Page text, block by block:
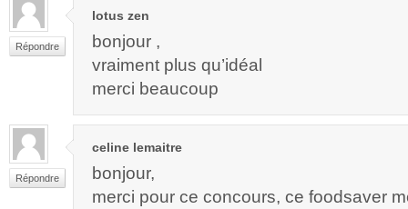
Répondre
lotus zen
bonjour ,
vraiment plus qu’idéal
merci beaucoup
Répondre
celine lemaitre
bonjour,
merci pour ce concours, ce foodsaver